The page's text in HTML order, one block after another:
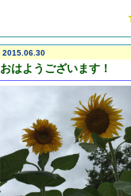
2015.06.30
おはようございます！